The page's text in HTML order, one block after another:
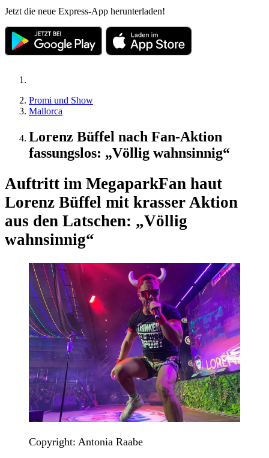
Jetzt die neue Express-App herunterladen!
Promi und Show
Mallorca
Lorenz Büffel nach Fan-Aktion
fassungslos: „Völlig wahnsinnig“
Auftritt im MegaparkFan haut
Lorenz Büffel mit krasser Aktion
aus den Latschen: „Völlig
wahnsinnig“
Copyright: Antonia Raabe